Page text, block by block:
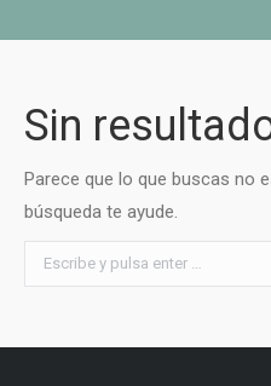
Sin
Parece que lo que buscas no
búsqueda te ayude.
Buscar: